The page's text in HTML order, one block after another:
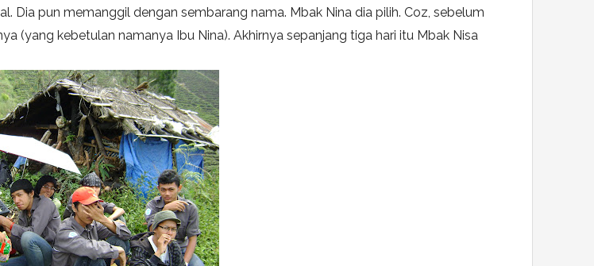
Dia pun memanggil dengan sembarang nama. Mbak Nina dia pilih. Coz, sebelum
(yang kebetulan namanya Ibu Nina). Akhirnya sepanjang tiga hari itu Mbak Nisa